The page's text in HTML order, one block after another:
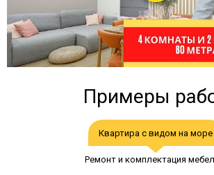
Примеры
Квартира с видом на море
Ремонт и комплектация